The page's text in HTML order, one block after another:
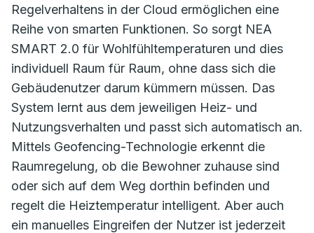
Regelverhaltens in der Cloud ermöglichen eine
Reihe von smarten Funktionen. So sorgt NEA
SMART 2.0 für Wohlfühltemperaturen und dies
individuell Raum für Raum, ohne dass sich die
Gebäudenutzer darum kümmern müssen. Das
System lernt aus dem jeweiligen Heiz- und
Nutzungsverhalten und passt sich automatisch an.
Mittels Geofencing-Technologie erkennt die
Raumregelung, ob die Bewohner zuhause sind
oder sich auf dem Weg dorthin befinden und
regelt die Heiztemperatur intelligent. Aber auch
ein manuelles Eingreifen der Nutzer ist jederzeit